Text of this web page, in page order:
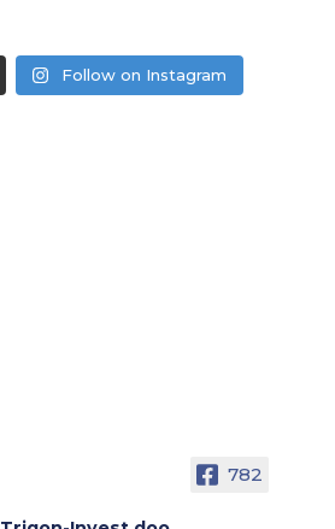
Follow on Instagram
782